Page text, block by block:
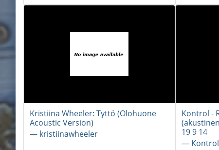
Kristiina Wheeler: Tyttö (Olohuone
Acoustic Version)
― kristiinawheeler
Kontrol -
19 9 14
―